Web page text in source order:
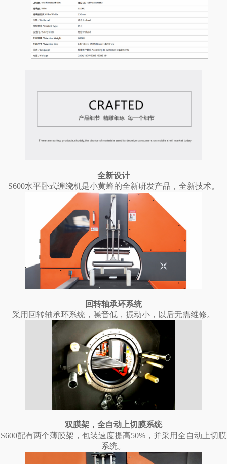
全新设计
S600水平卧式缠绕机是小黄蜂的全新研发产品，全新技术。
回转轴承环系统
采用回转轴承环系统，噪音低，振动小，以后无需维修。
双膜架，全自动上切膜系统
S600配有两个薄膜架，包装速度提高50%，并采用全自动上切膜
系统。